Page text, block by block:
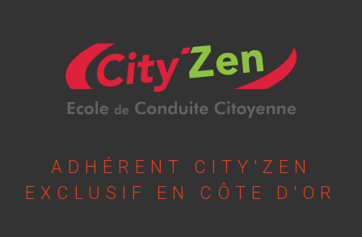
ADHÉRENT CITY'ZEN
EXCLUSIF EN CÔTE D'OR